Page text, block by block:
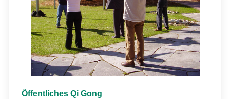
Öffentliches Qi Gong